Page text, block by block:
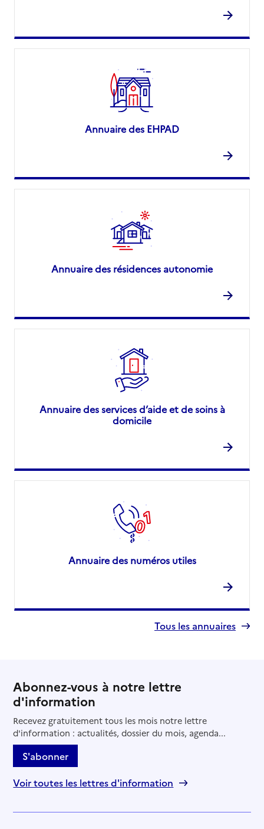
Annuaire des EHPAD
Annuaire des résidences autonomie
Annuaire des services d’aide et de soins à
domicile
Annuaire des numéros utiles
Tous les annuaires
Abonnez-vous à notre lettre
d'information
Recevez gratuitement tous les mois notre lettre
d'information : actualités, dossier du mois, agenda...
S'abonner
Voir toutes les lettres d'information